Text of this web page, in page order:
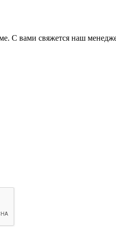
С вами свяжется наш